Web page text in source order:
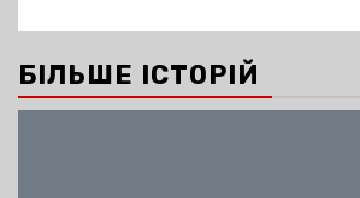
БІЛЬШЕ ІСТОРІЙ